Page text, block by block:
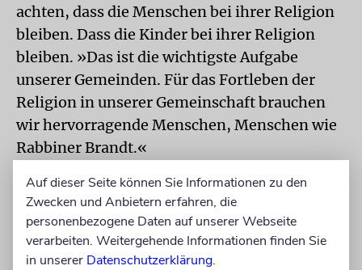
achten, dass die Menschen bei ihrer Religion
bleiben. Dass die Kinder bei ihrer Religion
bleiben. »Das ist die wichtigste Aufgabe
unserer Gemeinden. Für das Fortleben der
Religion in unserer Gemeinschaft brauchen
wir hervorragende Menschen, Menschen wie
Rabbiner Brandt.«
Es ist spät geworden. Charlotte Knobloch
muss heute noch nach München zurück. Und
dann ist doch noch schnell aber deutlich ein
Haken zu verbuchen, »die Zuwanderung der
Auf dieser Seite können Sie Informationen zu den
Zwecken und Anbietern erfahren, die
personenbezogene Daten auf unserer Webseite
verarbeiten. Weitergehende Informationen finden Sie
in unserer Datenschutzerklärung.